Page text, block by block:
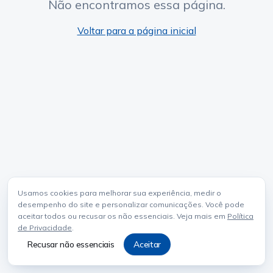
Usamos cookies para melhorar sua experiência, medir o
desempenho do site e personalizar comunicações. Você pode
aceitar todos ou recusar os não essenciais. Veja mais em Política
de Privacidade.
Recusar não essenciais Aceitar
Não encontramos essa página.
Voltar para a página inicial